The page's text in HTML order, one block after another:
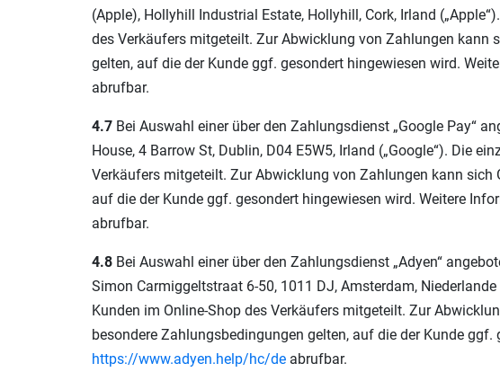
(Apple), Hollyhill Industrial Estate, Hollyhill, Cork, Irland
des Verkäufers mitgeteilt. Zur Abwicklung von Zahlungen kann
gelten, auf die der Kunde ggf. gesondert hingewiesen wird.
abrufbar.
4.7 Bei Auswahl einer über den Zahlungsdienst „Google Pay“
House, 4 Barrow St, Dublin, D04 E5W5, Irland („Google“). Die
Verkäufers mitgeteilt. Zur Abwicklung von Zahlungen kann
auf die der Kunde ggf. gesondert hingewiesen wird. Weitere
abrufbar.
4.8 Bei Auswahl einer über den Zahlungsdienst „Adyen“
Simon Carmiggeltstraat 6-50, 1011 DJ, Amsterdam,
Kunden im Online-Shop des Verkäufers mitgeteilt. Zur
besondere Zahlungsbedingungen gelten, auf die der Kunde
https://www.adyen.help/hc/de abrufbar.